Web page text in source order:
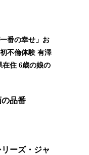
番の幸せ」お
不倫体験 有澤
在住 6歳の娘の
の品番
ーズ・ジャ